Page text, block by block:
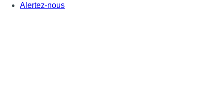
Alertez-nous